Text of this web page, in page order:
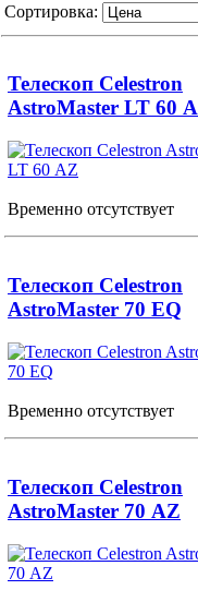
Сортировка:
Телескоп Celestron
AstroMaster LT 60
Временно отсутствует
Телескоп Celestron
AstroMaster 70 EQ
Временно отсутствует
Телескоп Celestron
AstroMaster 70 AZ